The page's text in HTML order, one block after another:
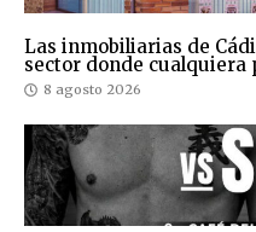
Las inmobiliarias de
sector donde
8 agosto 2026